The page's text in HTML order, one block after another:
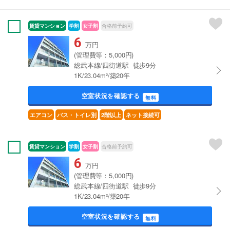
賃貸マンション 学割 女子割 合格前予約可
6 万円
(管理費等：5,000円)
総武本線/四街道駅 徒歩9分
1K/23.04m²/築20年
空室状況を確認する 無料
エアコン バス・トイレ別 2階以上 ネット接続可
賃貸マンション 学割 女子割 合格前予約可
6 万円
(管理費等：5,000円)
総武本線/四街道駅 徒歩9分
1K/23.04m²/築20年
空室状況を確認する 無料